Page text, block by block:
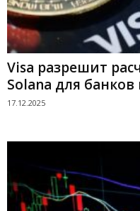
Visa разрешит
Solana для
17.12.2025